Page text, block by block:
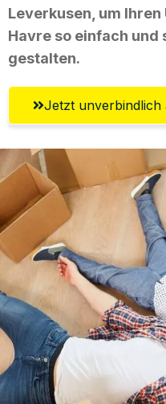
Leverkusen, um
Havre so einfach
gestalten.
Jetzt unverbindlich